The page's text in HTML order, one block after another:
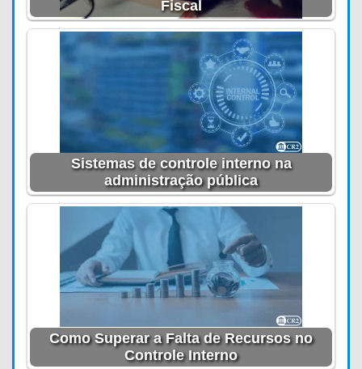
Fiscal
Sistemas de controle interno na
administração pública
Como Superar a Falta de Recursos no
Controle Interno